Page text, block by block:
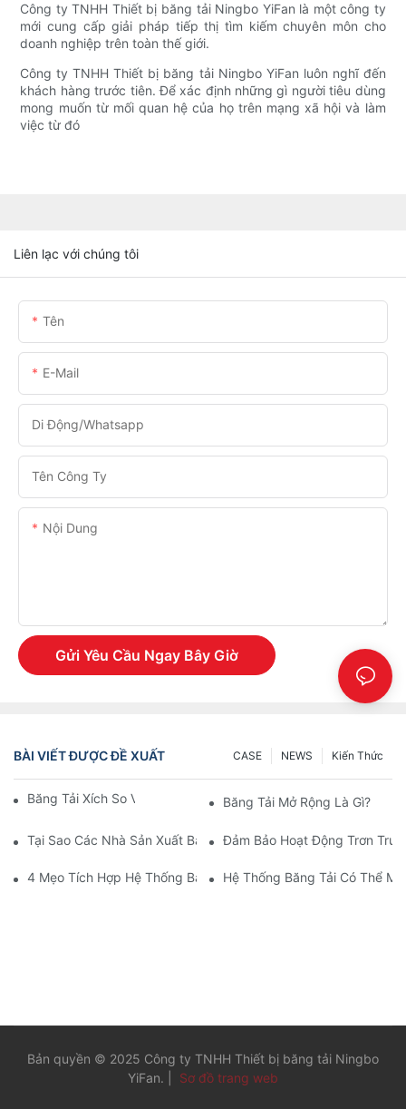
Công ty TNHH Thiết bị băng tải Ningbo YiFan là một công ty
mới cung cấp giải pháp tiếp thị tìm kiếm chuyên môn cho
doanh nghiệp trên toàn thế giới.
Công ty TNHH Thiết bị băng tải Ningbo YiFan luôn nghĩ đến
khách hàng trước tiên. Để xác định những gì người tiêu dùng
mong muốn từ mối quan hệ của họ trên mạng xã hội và làm
việc từ đó
Liên lạc với chúng tôi
Tên
E-Mail
Di Động/Whatsapp
Tên Công Ty
Nội Dung
Gửi Yêu Cầu Ngay Bây Giờ
BÀI VIẾT ĐƯỢC ĐỀ XUẤT Kiến Thức
NEWS
CASE
Băng Tải Xích So Với Băng Tải Con LănBăng Tải Mở Rộng Là Gì?
Tại Sao Các Nhà Sản Xuất Băng Tải Lại Ưa Chuộng Đường
Đảm Bảo Hoạt Động Trơn Tru
4 Mẹo Tích Hợp Hệ Thống Băng Tải Vào Sản Xuất
Hệ Thống Băng Tải Có Thể
Bản quyền © 2025 Công ty TNHH Thiết bị băng tải Ningbo
YiFan. |
Sơ đồ trang web